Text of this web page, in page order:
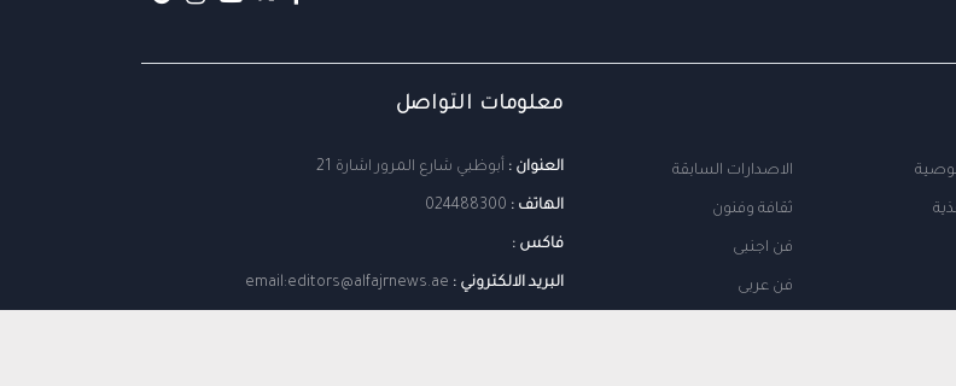
الاصدارات السابقة
ثقافة وفنون
فن اجنبى
فن عربى
معلومات التواصل
العنوان : أبوظبي شارع المرور اشارة 21
الهاتف : 024488300
فاكس :
البريد الالكتروني : email:editors@alfajrnews.ae